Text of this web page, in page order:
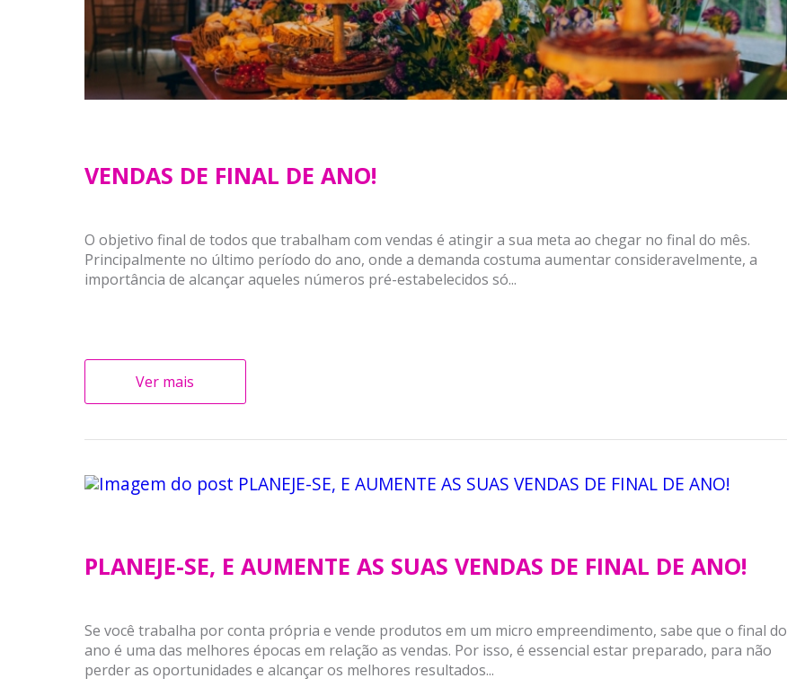
VENDAS DE FINAL DE ANO!
O objetivo final de todos que trabalham com vendas é atingir a sua meta ao chegar no final do mês.
Principalmente no último período do ano, onde a demanda costuma aumentar consideravelmente, a
importância de alcançar aqueles números pré-estabelecidos só...
Ver mais
PLANEJE-SE, E AUMENTE AS SUAS VENDAS DE FINAL DE ANO!
Se você trabalha por conta própria e vende produtos em um micro empreendimento, sabe que o final do
ano é uma das melhores épocas em relação as vendas. Por isso, é essencial estar preparado, para não
perder as oportunidades e alcançar os melhores resultados...